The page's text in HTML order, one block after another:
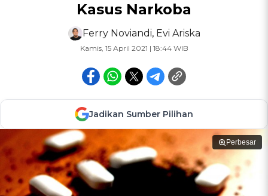
Kasus Narkoba
Ferry Noviandi, Evi Ariska
Kamis, 15 April 2021 | 18:44 WIB
Jadikan Sumber Pilihan
Perbesar